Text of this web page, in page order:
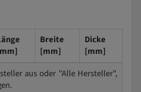
Breite
[mm]
Dicke
[mm]
aus oder "Alle Hersteller",